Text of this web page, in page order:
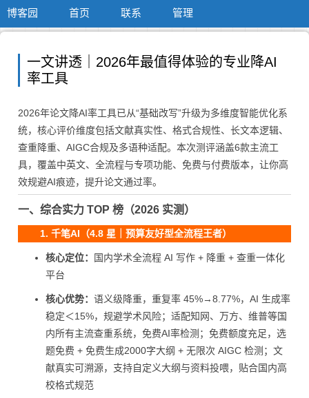
博客园 首页 联系 管理
一文讲透｜2026年最值得体验的专业降AI
率工具
2026年论文降AI率工具已从“基础改写”升级为多维度智能优化系
统，核心评价维度包括文献真实性、格式合规性、长文本逻辑、
查重降重、AIGC合规及多语种适配。本次测评涵盖6款主流工
具，覆盖中英文、全流程与专项功能、免费与付费版本，让你高
效规避AI痕迹，提升论文通过率。
一、综合实力 TOP 榜（2026 实测）
1. 千笔AI（4.8 星｜预算友好型全流程王者）
核心定位：
国内学术全流程 AI 写作 + 降重 + 查重一体化
平台
核心优势： 语义级降重，重复率 45%→8.77%，AI 生成率
稳定＜15%，规避学术风险；适配知网、万方、维普等国
内所有主流查重系统，免费AI率检测；免费额度充足，选
题免费 + 免费生成2000字大纲 + 无限次 AIGC 检测；文
献真实可溯源，支持自定义大纲与资料投喂，贴合国内高
校格式规范